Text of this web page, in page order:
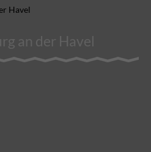
Havel
an der Havel